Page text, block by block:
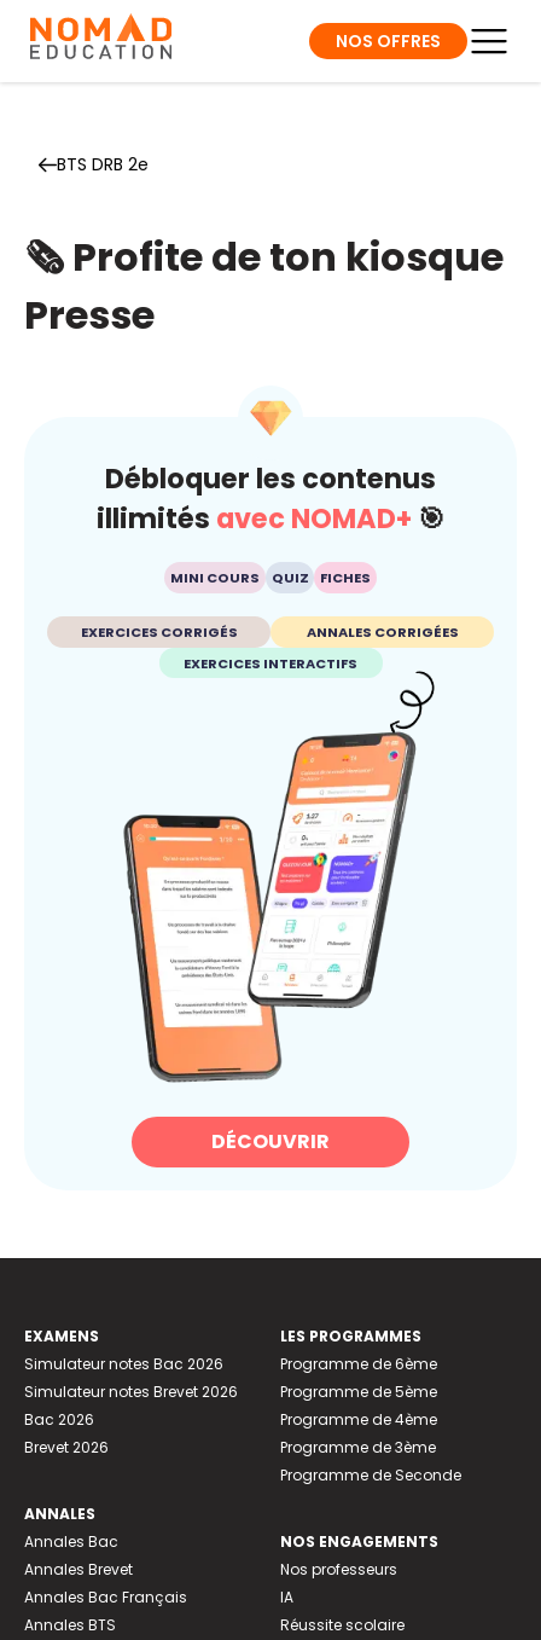
NOS OFFRES
BTS DRB 2e
🗞️ Profite de ton kiosque
Presse
Débloquer les contenus
illimités avec NOMAD+ 🎯
MINI COURS QUIZ FICHES
EXERCICES CORRIGÉS
ANNALES CORRIGÉES
EXERCICES INTERACTIFS
DÉCOUVRIR
EXAMENS
Simulateur notes Bac 2026
Simulateur notes Brevet 2026
Bac 2026
Brevet 2026
ANNALES
Annales Bac
Annales Brevet
Annales Bac Français
Annales BTS
LES PROGRAMMES
Programme de 6ème
Programme de 5ème
Programme de 4ème
Programme de 3ème
Programme de Seconde
NOS ENGAGEMENTS
Nos professeurs
IA
Réussite scolaire